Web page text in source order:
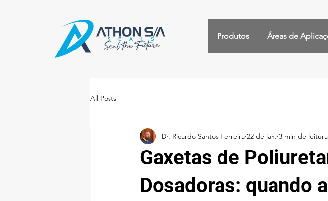
Produtos Áreas de
All Posts
Gaxetas de
Dosadoras: quando
Dr. Ricardo Santos Ferreira 22 de jan. 3 min de leitura